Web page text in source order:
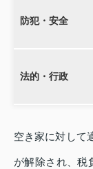
防犯・安全
法的・行政
空き家に対して
が解除され、税